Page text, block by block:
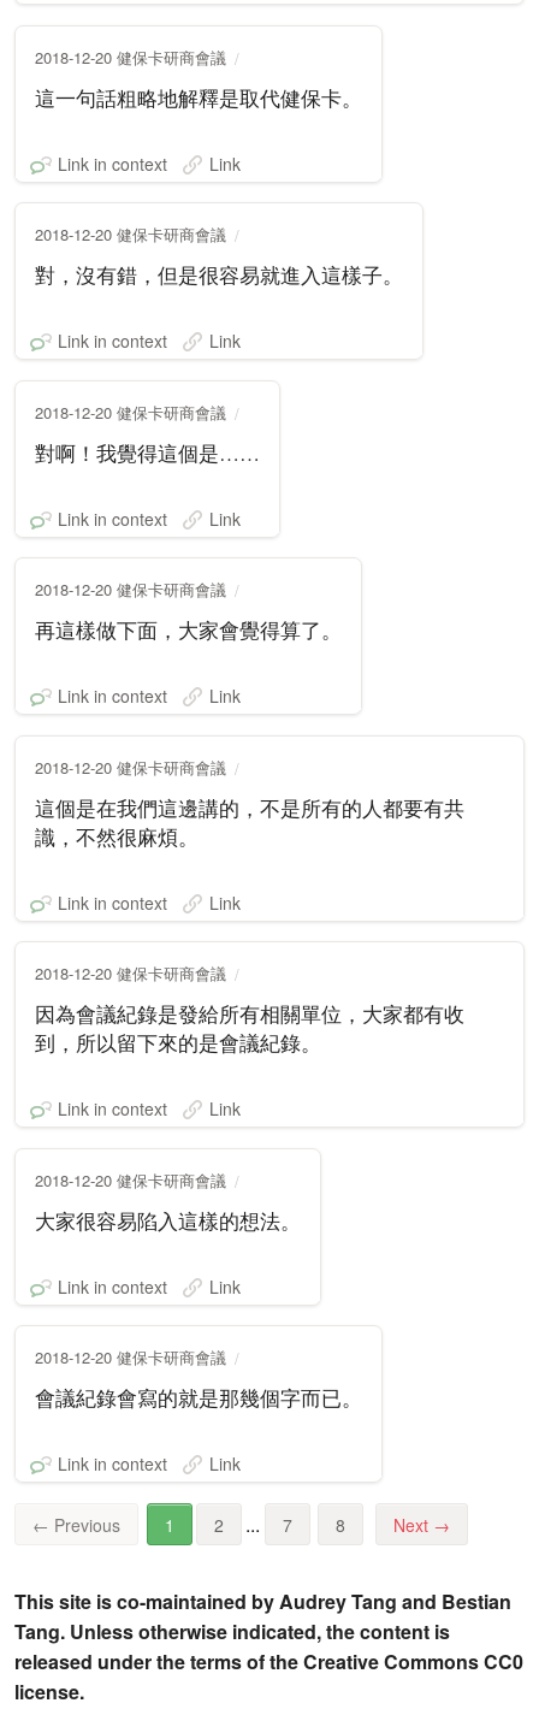
2018-12-20 健保卡研商會議
這一句話粗略地解釋是取代健保卡。
Link in context Link
2018-12-20 健保卡研商會議
對，沒有錯，但是很容易就進入這樣子。
Link in context Link
2018-12-20 健保卡研商會議
對啊！我覺得這個是……
Link in context Link
2018-12-20 健保卡研商會議
再這樣做下面，大家會覺得算了。
Link in context Link
2018-12-20 健保卡研商會議
這個是在我們這邊講的，不是所有的人都要有共
識，不然很麻煩。
Link in context Link
2018-12-20 健保卡研商會議
因為會議紀錄是發給所有相關單位，大家都有收
到，所以留下來的是會議紀錄。
Link in context Link
2018-12-20 健保卡研商會議
大家很容易陷入這樣的想法。
Link in context Link
2018-12-20 健保卡研商會議
會議紀錄會寫的就是那幾個字而已。
Link in context Link
← Previous 1 2 ... 7 8 Next →
This site is co-maintained by Audrey Tang and Bestian
Tang. Unless otherwise indicated, the content is
released under the terms of the Creative Commons CC0
license.